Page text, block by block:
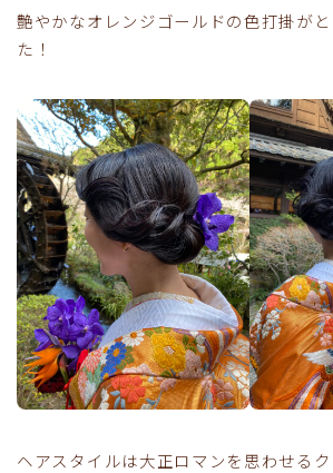
艶やかなオレンジゴールドの色打掛が
た！
ヘアスタイルは大正ロマンを思わせる